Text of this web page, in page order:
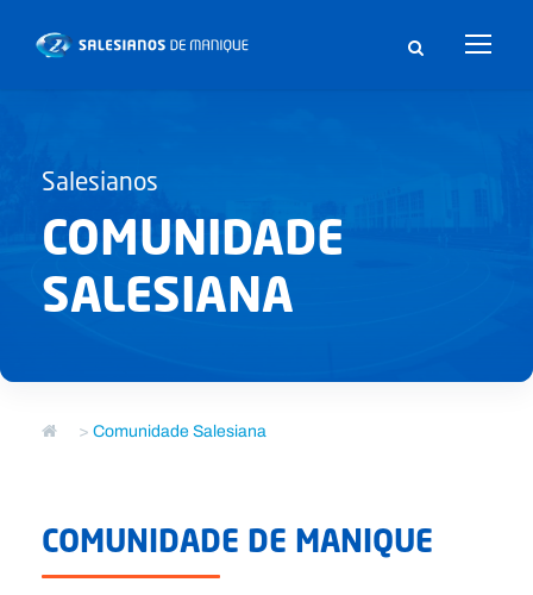
Salesianos
COMUNIDADE
SALESIANA
>Comunidade Salesiana
COMUNIDADE DE MANIQUE